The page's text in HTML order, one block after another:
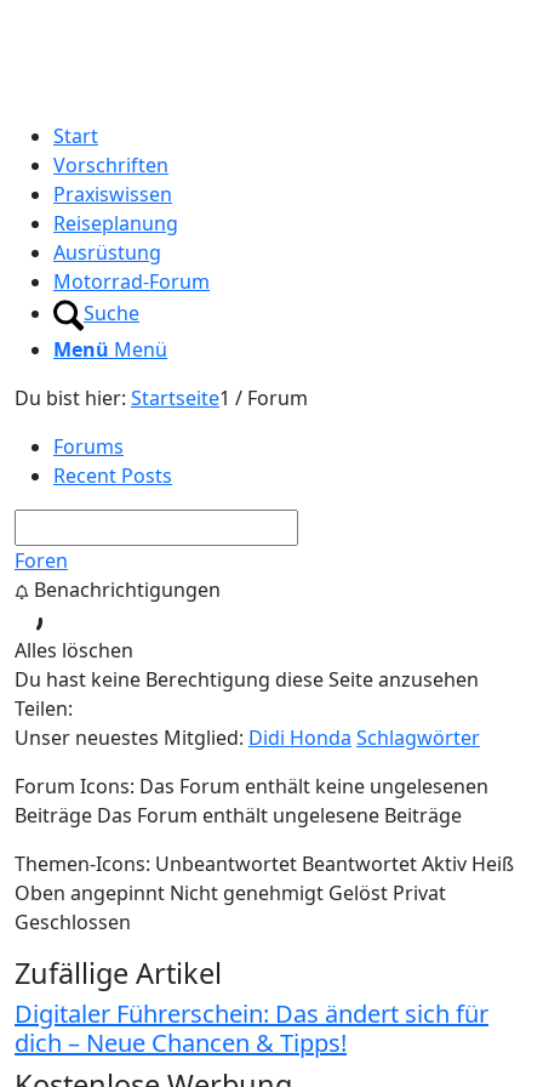
Start
Vorschriften
Praxiswissen
Reiseplanung
Ausrüstung
Motorrad-Forum
Suche
Menü Menü
Du bist hier: Startseite1 / Forum
Forums
Recent Posts
Foren
Benachrichtigungen
Alles löschen
Du hast keine Berechtigung diese Seite anzusehen
Teilen:
Unser neuestes Mitglied: Didi Honda Schlagwörter
Forum Icons: Das Forum enthält keine ungelesenen
Beiträge Das Forum enthält ungelesene Beiträge
Themen-Icons: Unbeantwortet BeantwortetAktiv Heiß
Oben angepinnt Nicht genehmigt Gelöst Privat
Geschlossen
Zufällige Artikel
Digitaler Führerschein: Das ändert sich für
dich – Neue Chancen & Tipps!